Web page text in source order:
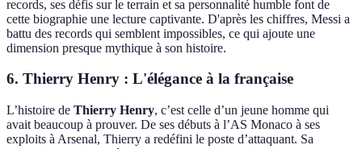
records, ses défis sur le terrain et sa personnalité humble font de
cette biographie une lecture captivante. D'après les chiffres, Messi a
battu des records qui semblent impossibles, ce qui ajoute une
dimension presque mythique à son histoire.
6. Thierry Henry : L'élégance à la française
L’histoire de Thierry Henry, c’est celle d’un jeune homme qui
avait beaucoup à prouver. De ses débuts à l’AS Monaco à ses
exploits à Arsenal, Thierry a redéfini le poste d’attaquant. Sa